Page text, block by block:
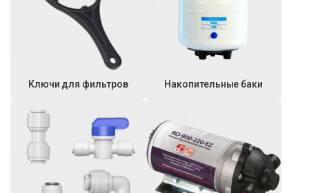
Ключи для фильтров Накопительные баки